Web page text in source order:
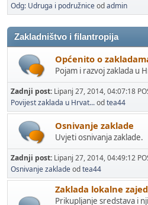
Odg: Udruga i podružniceodadmin
Zakladništvo i filantropija
Općenito o
Pojam i razvoj zaklada u
Zadnji post: Lipanj 27, 2014, 04:07:18
Povijest zaklada u Hrvat...odtea44
Osnivanje zaklade
Uvjeti osnivanja zaklade.
Zadnji post: Lipanj 27, 2014, 04:49:12
Osnivanje zakladeodtea44
Zaklada lokalne
Prikupljanje sredstava i